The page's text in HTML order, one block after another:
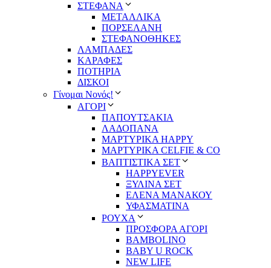
ΣΤΕΦΑΝΑ
ΜΕΤΑΛΛΙΚΑ
ΠΟΡΣΕΛΑΝΗ
ΣΤΕΦΑΝΟΘΗΚΕΣ
ΛΑΜΠΑΔΕΣ
ΚΑΡΑΦΕΣ
ΠΟΤΗΡΙΑ
ΔΙΣΚΟΙ
Γίνομαι Νονός!
ΑΓΟΡΙ
ΠΑΠΟΥΤΣΑΚΙΑ
ΛΑΔΟΠΑΝΑ
ΜΑΡΤΥΡΙΚΑ HAPPY
ΜΑΡΤΥΡΙΚΑ CELFIE & CO
ΒΑΠΤΙΣΤΙΚΑ ΣΕΤ
HAPPYEVER
ΞΥΛΙΝΑ ΣΕΤ
ΕΛΕΝΑ ΜΑΝΑΚΟΥ
ΥΦΑΣΜΑΤΙΝΑ
ΡΟΥΧΑ
ΠΡΟΣΦΟΡΑ ΑΓΟΡΙ
BAMBOLINO
BABY U ROCK
NEW LIFE